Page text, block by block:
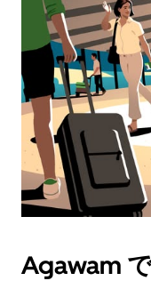
し、
付
を
選
択
し
ま
す。
ESC
ン
Agawam